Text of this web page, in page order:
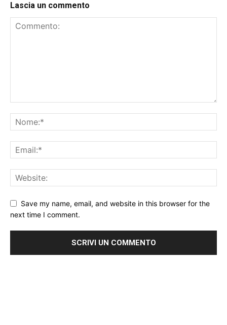
Lascia un commento
Save my name, email, and website in this browser for the
next time I comment.